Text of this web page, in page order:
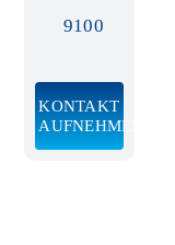
9100
KONTAKT
AUFNEHMEN